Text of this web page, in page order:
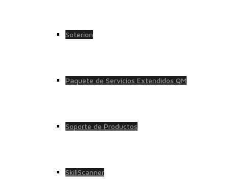
Soterion
Paquete de Servicios Extendidos QM
Soporte de Productos
SkillScanner